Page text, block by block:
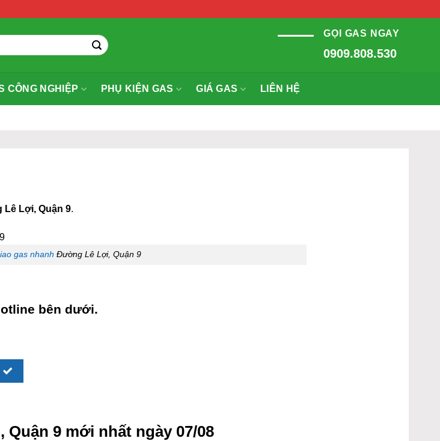
GỌI GAS NGAY
0909.808.530
CÔNG NGHIỆP PHỤ KIỆN GAS GIÁ GAS LIÊN HỆ
Lợi, Quận 9.
gas nhanh Đường Lê Lợi, Quận 9
bên dưới.
9 mới nhất ngày 07/08